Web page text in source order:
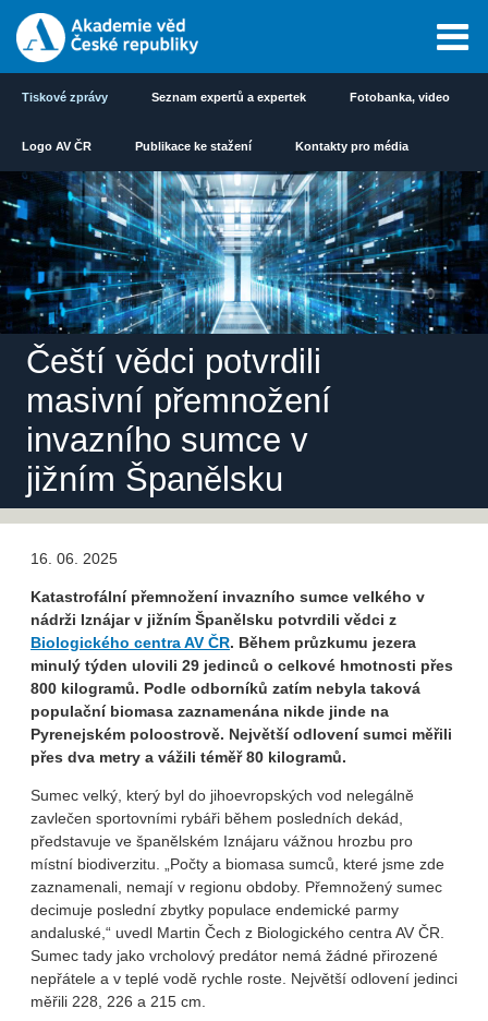
Tiskové zprávy Seznam expertů a expertek Fotobanka, video
Logo AV ČR Publikace ke stažení Kontakty pro média
Čeští vědci potvrdili
masivní přemnožení
invazního sumce v
jižním Španělsku
16. 06. 2025
Katastrofální přemnožení invazního sumce velkého v
nádrži Iznájar v jižním Španělsku potvrdili vědci z
Biologického centra AV ČR. Během průzkumu jezera
minulý týden ulovili 29 jedinců o celkové hmotnosti přes
800 kilogramů. Podle odborníků zatím nebyla taková
populační biomasa zaznamenána nikde jinde na
Pyrenejském poloostrově. Největší odlovení sumci měřili
přes dva metry a vážili téměř 80 kilogramů.
Sumec velký, který byl do jihoevropských vod nelegálně
zavlečen sportovními rybáři během posledních dekád,
představuje ve španělském Iznájaru vážnou hrozbu pro
místní biodiverzitu. „Počty a biomasa sumců, které jsme zde
zaznamenali, nemají v regionu obdoby. Přemnožený sumec
decimuje poslední zbytky populace endemické parmy
andaluské,“ uvedl Martin Čech z Biologického centra AV ČR.
Sumec tady jako vrcholový predátor nemá žádné přirozené
nepřátele a v teplé vodě rychle roste. Největší odlovení jedinci
měřili 228, 226 a 215 cm.